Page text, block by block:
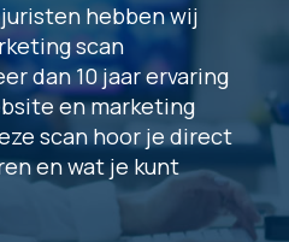
hebben wij
scan
dan 10 jaar ervaring
en marketing
scan hoor je direct
en wat je kunt